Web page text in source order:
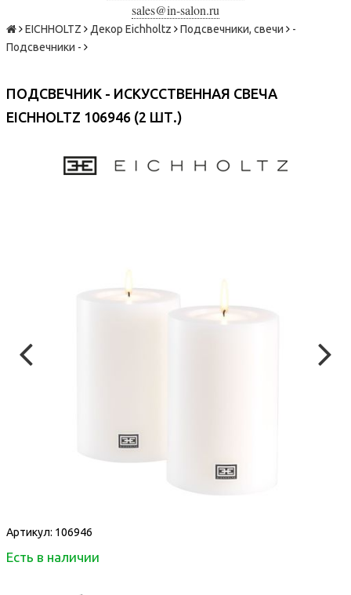
sales@in-salon.ru
EICHHOLTZ Декор Eichholtz Подсвечники, свечи
-
Подсвечники -
ПОДСВЕЧНИК - ИСКУССТВЕННАЯ СВЕЧА
EICHHOLTZ 106946 (2 ШТ.)
Артикул: 106946
Есть в наличии